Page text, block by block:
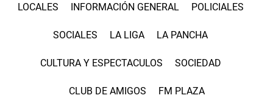
LOCALES INFORMACIÓN GENERAL POLICIALES
SOCIALES LA LIGA LA PANCHA
CULTURA Y ESPECTACULOS SOCIEDAD
CLUB DE AMIGOS FM PLAZA